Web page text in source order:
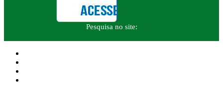
Pesquisa no site: